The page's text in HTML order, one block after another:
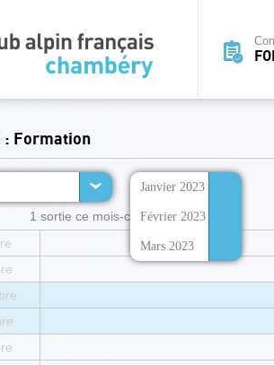
: Formation
Janvier 2023
Février 2023
Mars 2023
1 sortie ce mois-ci :